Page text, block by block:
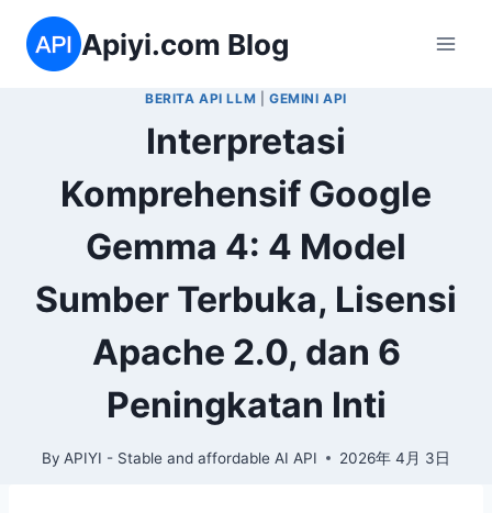
content
Apiyi.com Blog
BERITA API LLM |GEMINI API
Interpretasi
Komprehensif Google
Gemma 4: 4 Model
Sumber Terbuka, Lisensi
Apache 2.0, dan 6
Peningkatan Inti
By APIYI - Stable and affordable AI API 2026年 4月 3日